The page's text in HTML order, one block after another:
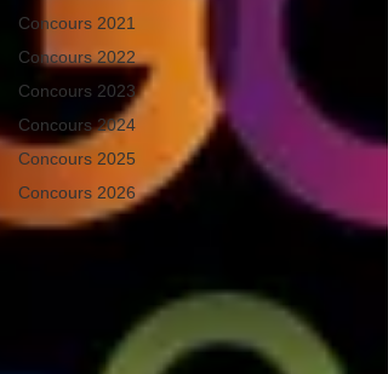
Concours 2021
Concours 2022
Concours 2023
Concours 2024
Concours 2025
Concours 2026